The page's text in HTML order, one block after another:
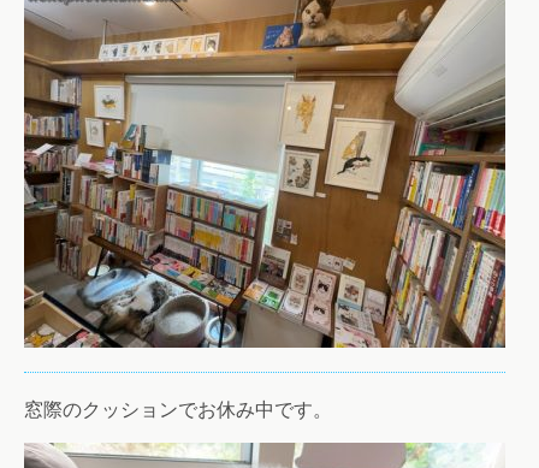
窓際のクッションでお休み中です。